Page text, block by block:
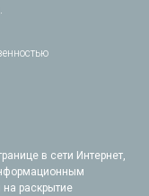
в сети Интернет,
раскрытие